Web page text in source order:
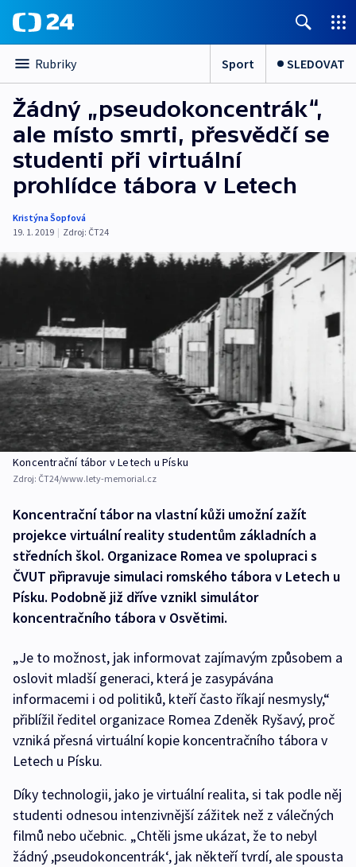
Rubriky Sport SLEDOVAT
Žádný „pseudokoncentrák“,
ale místo smrti, přesvědčí se
studenti při virtuální
prohlídce tábora v Letech
Kristýna Šopfová
19. 1. 2019 | Zdroj: ČT24
Koncentrační tábor v Letech u Písku
Zdroj: ČT24/www.lety-memorial.cz
Koncentrační tábor na vlastní kůži umožní zažít
projekce virtuální reality studentům základních a
středních škol. Organizace Romea ve spolupraci s
ČVUT připravuje simulaci romského tábora v Letech u
Písku. Podobně již dříve vznikl simulátor
koncentračního tábora v Osvětimi.
„Je to možnost, jak informovat zajímavým způsobem a
oslovit mladší generaci, která je zasypávána
informacemi i od politiků, kteří často říkají nesmysly,“
přiblížil ředitel organizace Romea Zdeněk Ryšavý, proč
vzniká přesná virtuální kopie koncentračního tábora v
Letech u Písku.
Díky technologii, jako je virtuální realita, si tak podle něj
studenti odnesou intenzivnější zážitek než z válečných
filmů nebo učebnic. „Chtěli jsme ukázat, že to nebyl
žádný ,pseudokoncentrák‘, jak někteří tvrdí, ale spousta